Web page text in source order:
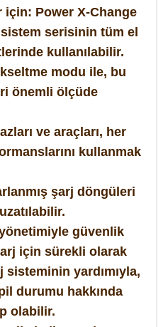
için: Power X-Change
serisinin tüm el
kullanılabilir.
modu ile, bu
önemli ölçüde
ve araçları, her
kullanmak
şarj döngüleri
güvenlik
için sürekli olarak
sisteminin yardımıyla,
durumu hakkında
olabilir.